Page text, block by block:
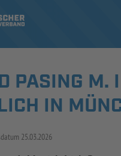
PASING M.
IN
25.03.2026